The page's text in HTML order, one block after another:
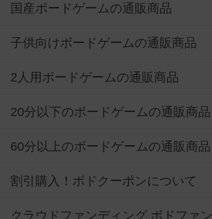
国産ボードゲームの通販商品
子供向けボードゲームの通販商品
2人用ボードゲームの通販商品
20分以下のボードゲームの通販商品
60分以上のボードゲームの通販商品
割引購入！ボドクーポンについて
クラウドファンディング ボドファン